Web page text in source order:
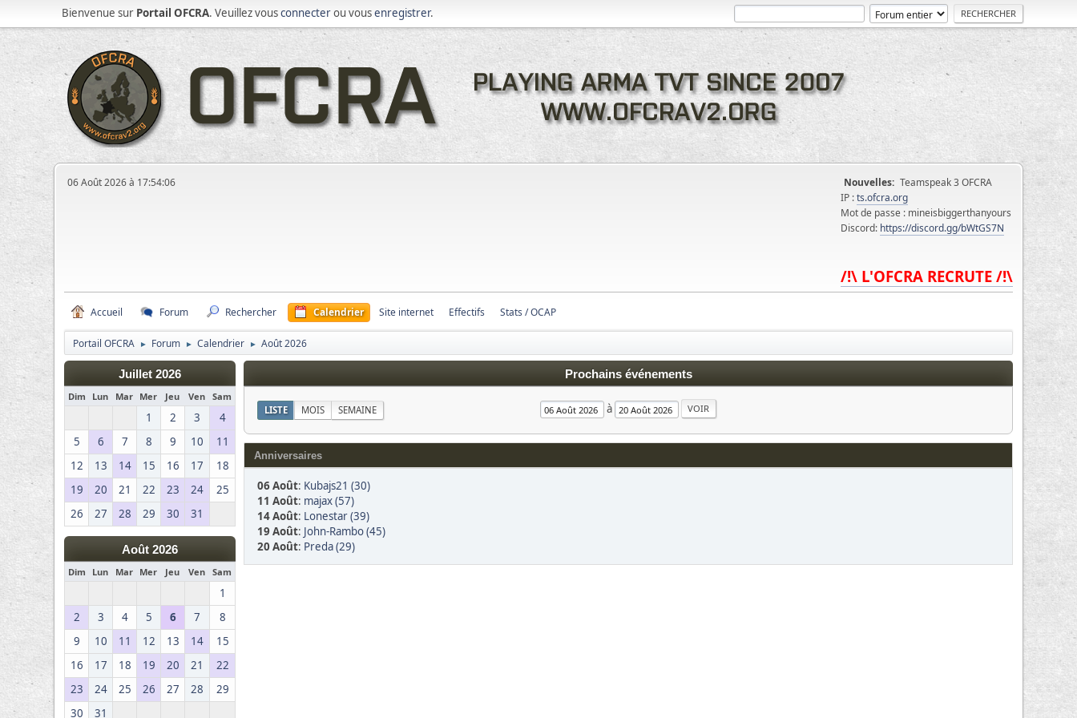
Bienvenue sur Portail OFCRA. Veuillez vousconnecterou vousenregistrer.
06 Août 2026 à 17:54:06 Nouvelles: Teamspeak 3 OFCRA
IP :ts.ofcra.org
Mot de passe : mineisbiggerthanyours
Discord: https://discord.gg/bWtGS7N
/!\ L'OFCRA RECRUTE /!\
Accueil Forum Rechercher Calendrier Site internet Effectifs Stats / OCAP
Portail OFCRA ► Forum ► Calendrier ► Août 2026
Juillet 2026
Dim Lun Mar Mer Jeu Ven Sam
1 2 3
4
5
6 7 8 9 10
11
12
13 14 15 16 17
18
19
20 21 22 23 24
25
26
27 28 29 30 31
Août 2026
Dim Lun Mar Mer Jeu Ven Sam
1
2
3 4 5 6 7
8
9
10 11 12 13 14
15
16
17 18 19 20 21
22
23
24 25 26 27 28
29
30
31
Prochains événements
LISTE MOIS SEMAINE à
Anniversaires
06 Août: Kubajs21 (30)
11 Août: majax (57)
14 Août: Lonestar (39)
19 Août: John-Rambo (45)
20 Août: Preda (29)